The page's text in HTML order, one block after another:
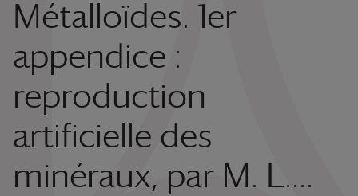
Métalloïdes. 1er
appendice :
reproduction
artificielle des
minéraux, par M. L....